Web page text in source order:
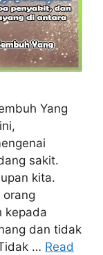
Yang
sakit.
kita.
orang
kepada
dan tidak
… Read